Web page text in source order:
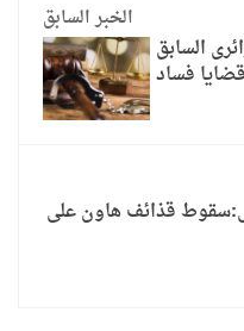
الخبر السابق
السابق
فساد
قذائف هاون على